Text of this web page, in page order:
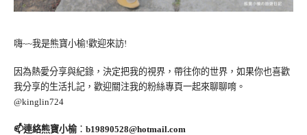
嗨~~我是熊寶小榆!歡迎來訪!
因為熱愛分享與紀錄，決定把我的視界，帶往你的世界，如果你也喜歡
我分享的生活扎記，歡迎關注我的粉絲專頁一起來聊聊唷。
@kinglin724
📫連絡熊寶小榆： b19890528@hotmail.com